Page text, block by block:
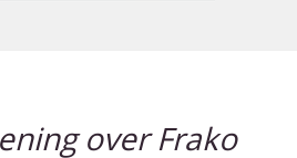
over Frako